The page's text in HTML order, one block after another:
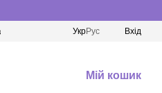
УкрРус Вхід
Мій кошик